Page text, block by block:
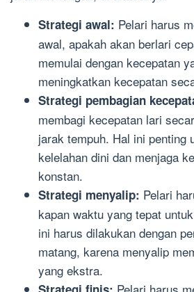
Strategi awal: Pelari harus
awal, apakah akan berlari
memulai dengan kecepatan
meningkatkan kecepatan
Strategi pembagian
membagi kecepatan lari
jarak tempuh. Hal ini penting
kelelahan dini dan menjaga
konstan.
Strategi menyalip: Pelari
kapan waktu yang tepat
ini harus dilakukan dengan
matang, karena menyalip
yang ekstra.